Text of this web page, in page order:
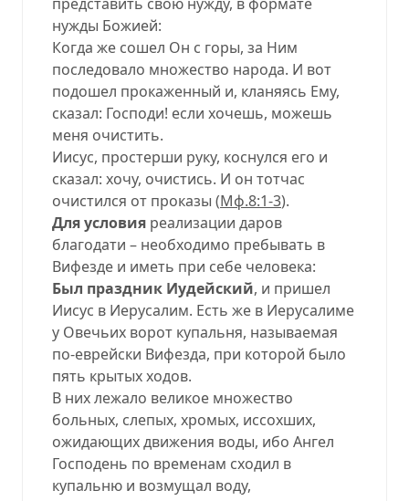
нужды Божией:
Когда же сошел Он с горы, за Ним
последовало множество народа. И вот
подошел прокаженный и, кланяясь Ему,
сказал: Господи! если хочешь, можешь
меня очистить.
Иисус, простерши руку, коснулся его и
сказал: хочу, очистись. И он тотчас
очистился от проказы (Мф.8:1-3).
Для условия реализации даров
благодати – необходимо пребывать в
Вифезде и иметь при себе человека:
Был праздник Иудейский, и пришел
Иисус в Иерусалим. Есть же в Иерусалиме
у Овечьих ворот купальня, называемая
по-еврейски Вифезда, при которой было
пять крытых ходов.
В них лежало великое множество
больных, слепых, хромых, иссохших,
ожидающих движения воды, ибо Ангел
Господень по временам сходил в
купальню и возмущал воду,